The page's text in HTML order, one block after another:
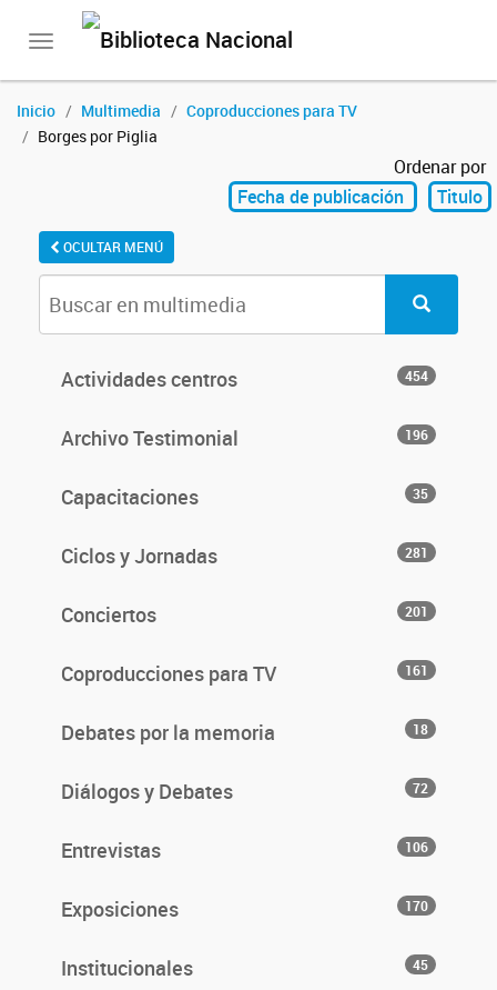
Toggle
Inicio Multimedia
Coproducciones para TV
Borges por Piglia
Ordenar por
Fecha de publicación
Titulo
OCULTAR MENÚ
Actividades centros 454
Archivo Testimonial 196
Capacitaciones 35
Ciclos y Jornadas 281
Conciertos 201
Coproducciones para TV 161
Debates por la memoria 18
Diálogos y Debates 72
Entrevistas 106
Exposiciones 170
Institucionales 45